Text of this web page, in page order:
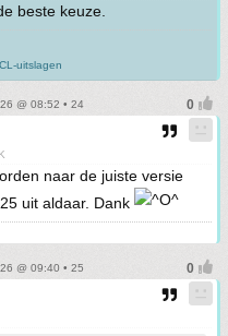
beste keuze.
uitslagen
@ 08:52 • 24
naar de juiste versie
uit aldaar. Dank
@ 09:40 • 25